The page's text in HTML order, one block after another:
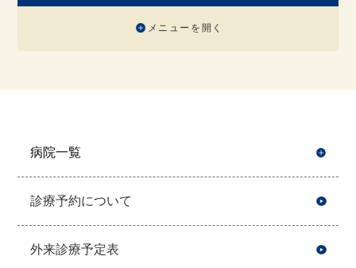
メニューを開く
病院一覧
診療予約について
外来診療予定表